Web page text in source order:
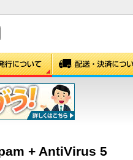
+ AntiVirus 5